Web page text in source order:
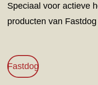
Speciaal voor actieve
producten van
Fastdog